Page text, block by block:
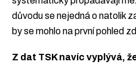
důvodu se nejedná o natolik
by se mohlo na první pohled
Z dat TSK navíc vyplývá,